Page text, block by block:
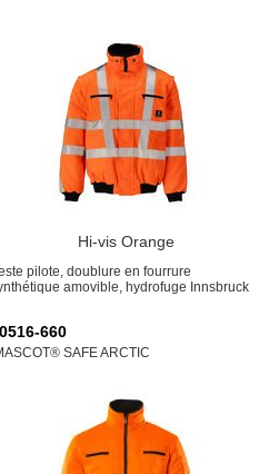
Hi-vis Orange
pilote, doublure en fourrure
amovible, hydrofuge Innsbruck
660
SAFE ARCTIC